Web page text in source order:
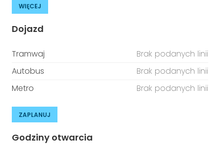
WIĘCEJ
Dojazd
Tramwaj
Brak podanych linii
Autobus
Brak podanych linii
Metro
Brak podanych linii
ZAPLANUJ
Godziny otwarcia